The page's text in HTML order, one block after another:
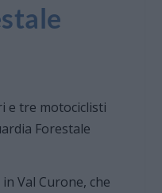
Val Curone, che